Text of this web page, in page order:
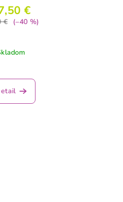
€
€
(–40 %)